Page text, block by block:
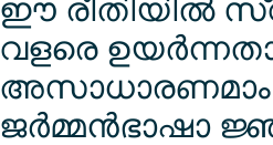
ഈ രീതിയില്‍
വളരെ
ജര്‍മ്മന്‍ഭാഷാ